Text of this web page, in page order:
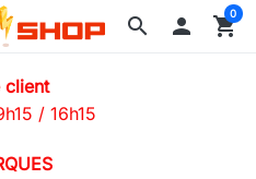
search  shopping_cart
0
client
/ 16h15